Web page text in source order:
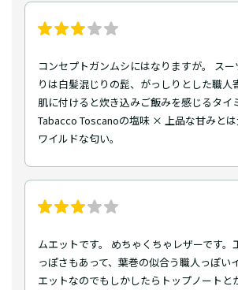
コンセプトガンムシにはなりますが。 ス
りは白髪混じりの髭、がっしりとした職人
肌に付けると炊き込みご飯みを感じるタイ
Tabacco Toscanoの塩味 × 上品な甘みと
ワイルドな匂い。
ムエットです。 めちゃくちゃレザーです。
っぽさもあって、葉巻の似合う職人っぽい
エットなのでもしかしたらトップノートと